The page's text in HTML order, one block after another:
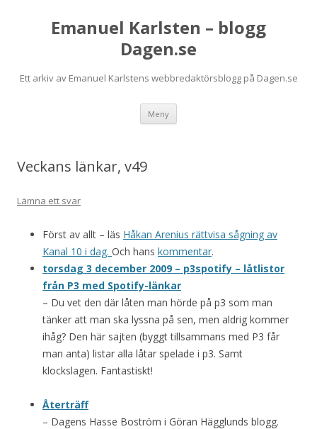
Emanuel Karlsten – blogg
Dagen.se
Ett arkiv av Emanuel Karlstens webbredaktörsblogg på Dagen.se
Meny
Veckans länkar, v49
Lämna ett svar
Först av allt – läs Håkan Arenius rättvisa sågning av
Kanal 10 i dag. Och hans kommentar.
torsdag 3 december 2009 – p3spotify – låtlistor
från P3 med Spotify-länkar
– Du vet den där låten man hörde på p3 som man
tänker att man ska lyssna på sen, men aldrig kommer
ihåg? Den här sajten (byggt tillsammans med P3 får
man anta) listar alla låtar spelade i p3. Samt
klockslagen. Fantastiskt!
Återträff
– Dagens Hasse Boström i Göran Hägglunds blogg.